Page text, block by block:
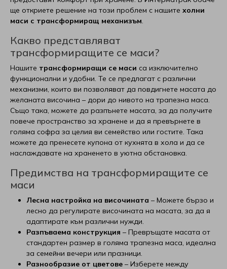
ще откриете решение на този проблем с нашите холни
маси с трансформиращ механизъм.
Какво представляват
трансформиращите се маси?
Нашите трансформиращи се маси са изключително
функционални и удобни. Те се предлагат с различни
механизми, които ви позволяват да повдигнете масата до
желаната височина – дори до нивото на трапезна маса.
Също така, можете да разпънете масата, за да получите
повече пространство за хранене и да я превърнете в
голяма софра за целия ви семейство или гостите. Така
можете да пренесете купона от кухнята в хола и да се
наслаждавате на храненето в уютна обстановка.
Предимства на трансформиращите се
маси
Лесна настройка на височината – Можете бързо и
лесно да регулирате височината на масата, за да я
адаптирате към различни нужди.
Разпъваема конструкция – Превръщате масата от
стандартен размер в голяма трапезна маса, идеална
за семейни вечери или празници.
Разнообразие от цветове – Изберете между